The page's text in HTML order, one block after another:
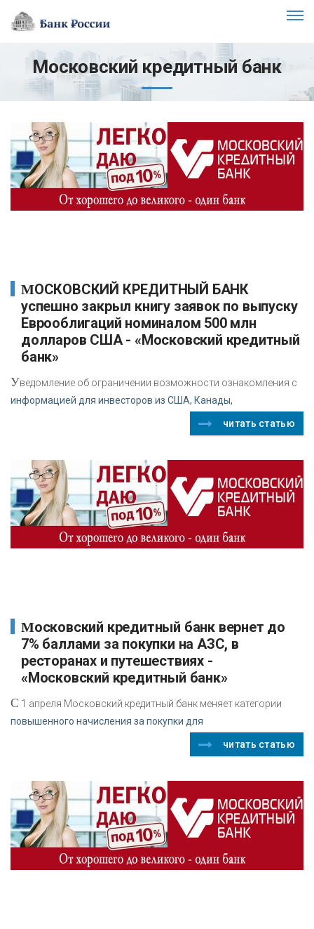
Московский кредитный банк
МОСКОВСКИЙ КРЕДИТНЫЙ БАНК
успешно закрыл книгу заявок по выпуску
Еврооблигаций номиналом 500 млн
долларов США - «Московский кредитный
банк»
Уведомление об ограничении возможности ознакомления с
информацией для инвесторов из США, Канады,
читать статью
Московский кредитный банк вернет до
7% баллами за покупки на АЗС, в
ресторанах и путешествиях -
«Московский кредитный банк»
С 1 апреля Московский кредитный банк меняет категории
повышенного начисления за покупки для
читать статью